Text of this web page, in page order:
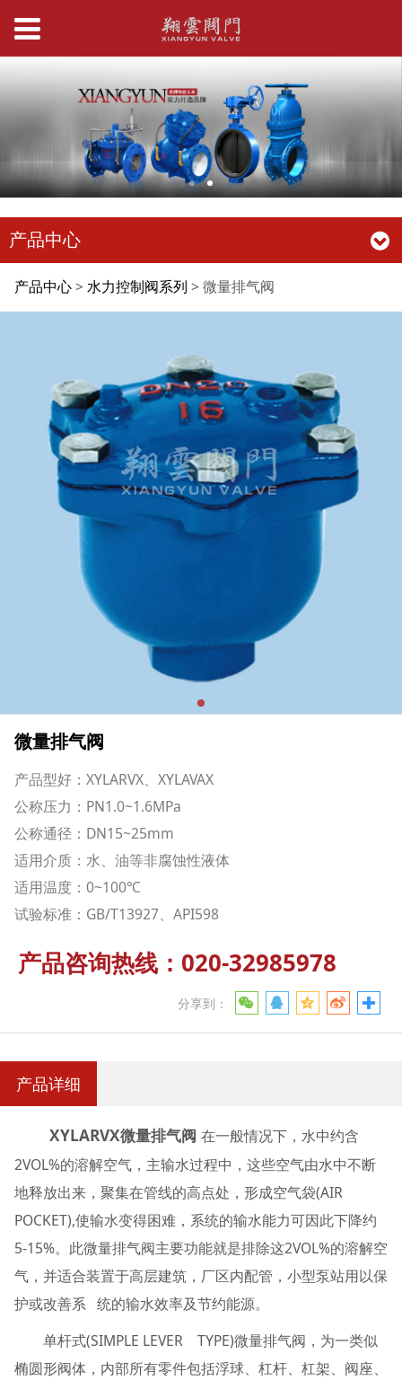
产品中心
微量排气阀
产品中心> 水力控制阀系列 > 微量排气阀
微量排气阀
产品型好：XYLARVX、XYLAVAX
公称压力：PN1.0~1.6MPa
公称通径：DN15~25mm
适用介质：水、油等非腐蚀性液体
适用温度：0~100℃
试验标准：GB/T13927、API598
产品咨询热线：020-32985978
分享到：
产品详细
XYLARVX微量排气阀 在一般情况下，水中约含
2VOL%的溶解空气，主输水过程中，这些空气由水中不断
地释放出来，聚集在管线的高点处，形成空气袋(AIR
POCKET),使输水变得困难，系统的输水能力可因此下降约
5-15%。此微量排气阀主要功能就是排除这2VOL%的溶解空
气，并适合装置于高层建筑，厂区内配管，小型泵站用以保
护或改善系 统的输水效率及节约能源。
单杆式(SIMPLE LEVER TYPE)微量排气阀，为一类似
椭圆形阀体，内部所有零件包括浮球、杠杆、杠架、阀座、